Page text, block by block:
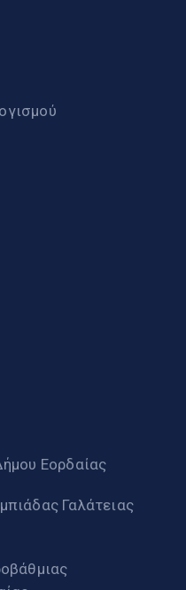
Εορδαίας
Γαλάτειας